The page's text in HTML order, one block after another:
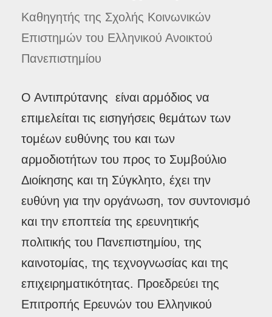
Καθηγητής της Σχολής Κοινωνικών
Επιστημών του Ελληνικού Ανοικτού
Πανεπιστημίου
Ο Αντιπρύτανης είναι αρμόδιος να
επιμελείται τις εισηγήσεις θεμάτων των
τομέων ευθύνης του και των
αρμοδιοτήτων του προς το Συμβούλιο
Διοίκησης και τη Σύγκλητο, έχει την
ευθύνη για την οργάνωση, τον συντονισμό
και την εποπτεία της ερευνητικής
πολιτικής του Πανεπιστημίου, της
καινοτομίας, της τεχνογνωσίας και της
επιχειρηματικότητας. Προεδρεύει της
Επιτροπής Ερευνών του Ελληνικού